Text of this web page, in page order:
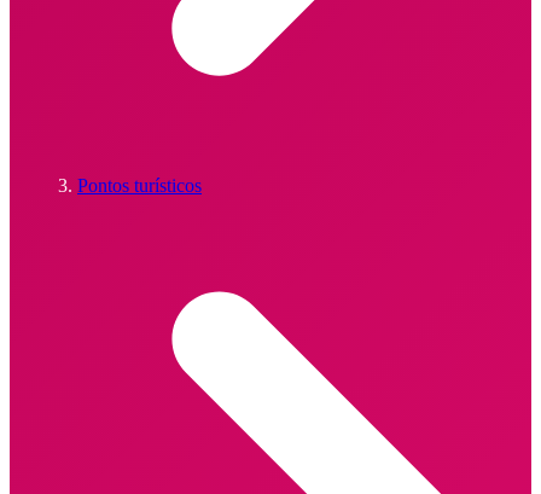
Pontos turísticos